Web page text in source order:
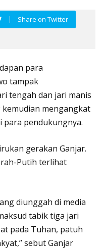
Share on Twitter
para
tampak
tengah dan jari manis
kemudian mengangkat
pendukungnya.
gerakan Ganjar.
Putih terlihat
diunggah di media
tabik tiga jari
pada Tuhan, patuh
sebut Ganjar